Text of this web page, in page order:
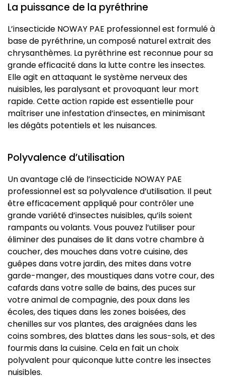
La puissance de la pyréthrine
L’insecticide NOWAY PAE professionnel est formulé à
base de pyréthrine, un composé naturel extrait des
chrysanthèmes. La pyréthrine est reconnue pour sa
grande efficacité dans la lutte contre les insectes.
Elle agit en attaquant le système nerveux des
nuisibles, les paralysant et provoquant leur mort
rapide. Cette action rapide est essentielle pour
maîtriser une infestation d’insectes, en minimisant
les dégâts potentiels et les nuisances.
Polyvalence d’utilisation
Un avantage clé de l’insecticide NOWAY PAE
professionnel est sa polyvalence d’utilisation. Il peut
être efficacement appliqué pour contrôler une
grande variété d’insectes nuisibles, qu’ils soient
rampants ou volants. Vous pouvez l’utiliser pour
éliminer des punaises de lit dans votre chambre à
coucher, des mouches dans votre cuisine, des
guêpes dans votre jardin, des mites dans votre
garde-manger, des moustiques dans votre cour, des
cafards dans votre salle de bains, des puces sur
votre animal de compagnie, des poux dans les
écoles, des tiques dans les zones boisées, des
chenilles sur vos plantes, des araignées dans les
coins sombres, des blattes dans les sous-sols, et des
fourmis dans la cuisine. Cela en fait un choix
polyvalent pour quiconque lutte contre les insectes
nuisibles.